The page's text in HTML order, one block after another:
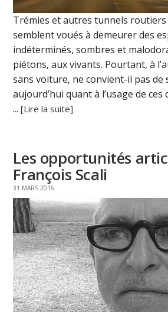
Trémies et autres tunnels
semblent voués à demeurer des
indéterminés, sombres et
piétons, aux vivants. Pourtant, à
sans voiture, ne convient-il pas de
aujourd’hui quant à l’usage de ces
...[Lire la suite]
Les opportunités
François Scali
31 MARS 2016